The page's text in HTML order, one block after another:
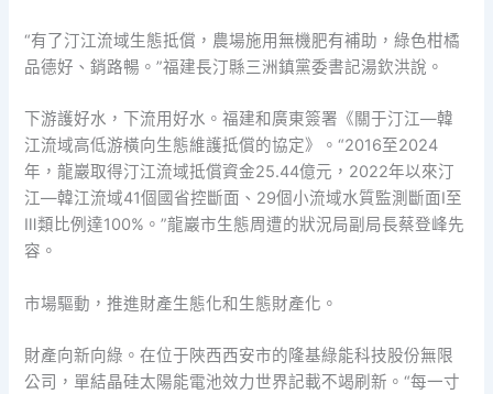
“有了汀江流域生態抵償，農場施用無機肥有補助，綠色柑橘
品德好、銷路暢。”福建長汀縣三洲鎮黨委書記湯欽洪說。
下游護好水，下流用好水。福建和廣東簽署《關于汀江—韓
江流域高低游橫向生態維護抵償的協定》。“2016至2024
年，龍巖取得汀江流域抵償資金25.44億元，2022年以來汀
江—韓江流域41個國省控斷面、29個小流域水質監測斷面Ⅰ至
Ⅲ類比例達100%。”龍巖市生態周遭的狀況局副局長蔡登峰先
容。
市場驅動，推進財產生態化和生態財產化。
財產向新向綠。在位于陜西西安市的隆基綠能科技股份無限
公司，單結晶硅太陽能電池效力世界記載不竭刷新。“每一寸